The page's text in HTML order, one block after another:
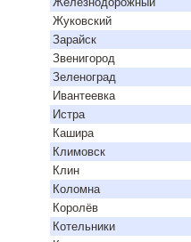
Жуковский
Зарайск
Звенигород
Зеленоград
Ивантеевка
Истра
Кашира
Климовск
Клин
Коломна
Королёв
Котельники